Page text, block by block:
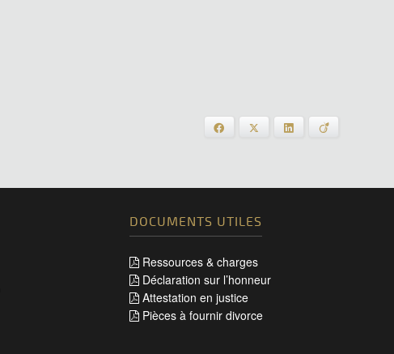
Facebook LinkedIn
DOCUMENTS UTILES
Ressources & charges
Déclaration sur l’honneur
Attestation en justice
Pièces à fournir divorce